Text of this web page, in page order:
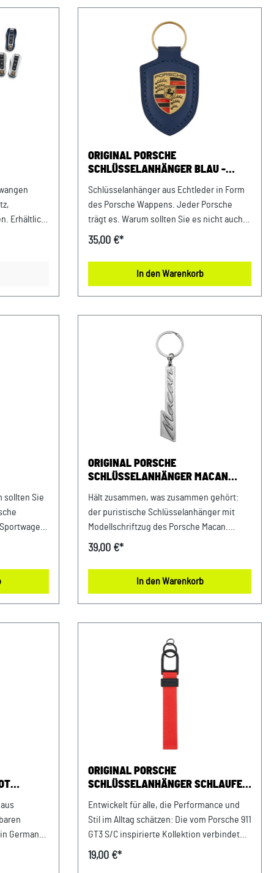
Erhältlich
Details:
ORIGINAL PORSCHE
SCHLÜSSELANHÄNGER BLAU -
Schlüsselanhänger aus Echtleder in Form
des Porsche Wappens. Jeder Porsche
trägt es. Warum sollten Sie es nicht auch
tragen: das Porsche Wappen? Ein Porsche
Sie für die Faszination Sportwagen
stehen. Details: Für alle Porsche
Material- und Pflegehinweise: 58% Leder,
42% MessingNur mit einem feuchten
Microfasertuch abwischen Farbe: blau
Verkauf und Versand durch: AVP
Sportwagen GmbHPorsche Zentrum
NiederbayernFerdinand-Porsche-Straße
194447 PlattlingUSt-Ident.-Nr.:
35,00 €*
In den Warenkorb
sollten Sie
aus
für
x 8 mm
Straße
ORIGINAL PORSCHE
SCHLÜSSELANHÄNGER MACAN
Hält zusammen, was zusammen gehört:
der puristische Schlüsselanhänger mit
Modellschriftzug des Porsche Macan.
Details: Original Macan Schlüsselanhänger
Material- und Pflegehinweise: 100%
ZinkdruckgussNicht waschen, Nicht
Porsche-Straße 194447 PlattlingUSt-
Ident.-Nr.: DE812582425
39,00 €*
In den Warenkorb
Germany.
es
ORIGINAL PORSCHE
SCHLÜSSELANHÄNGER SCHLAUFE
Entwickelt für alle, die Performance und
Stil im Alltag schätzen: Die vom Porsche 911
GT3 S/C inspirierte Kollektion verbindet
Performance und Präzision mit
19,00 €*